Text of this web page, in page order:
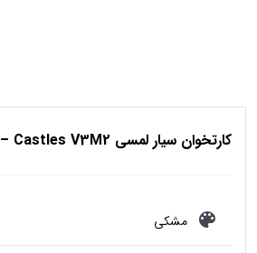
کارتخوان سیار لمسی Castles V3M2 – آکبند
مشکی